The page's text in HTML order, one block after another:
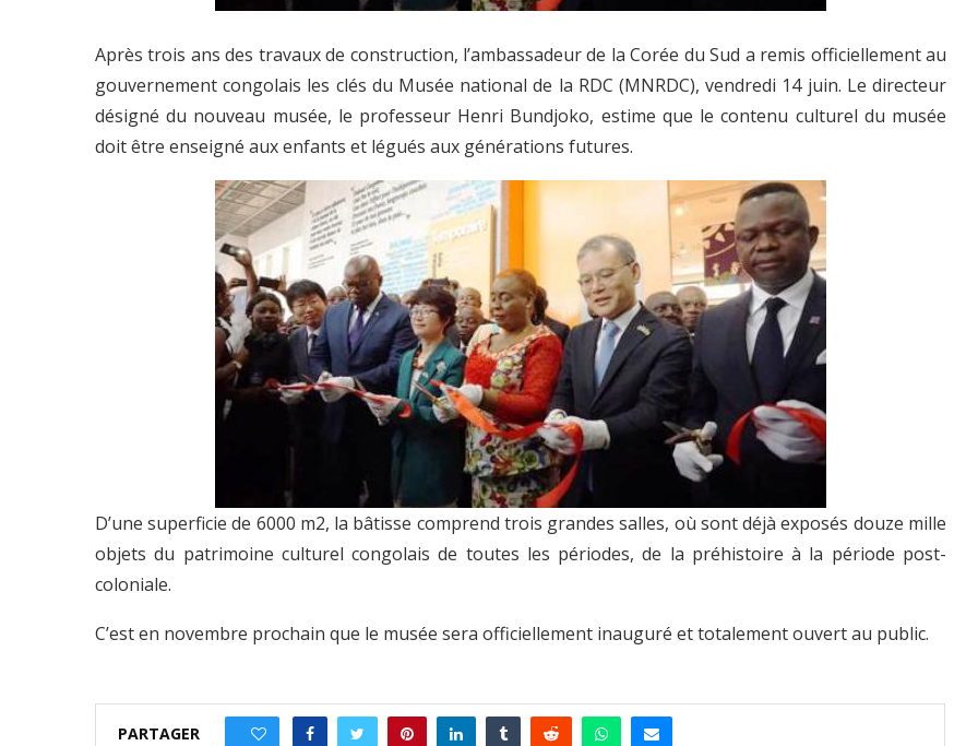
Après trois ans des travaux de construction, l’ambassadeur de la Corée du Sud a remis officiellement au
gouvernement congolais les clés du Musée national de la RDC (MNRDC), vendredi 14 juin. Le directeur
désigné du nouveau musée, le professeur Henri Bundjoko, estime que le contenu culturel du musée
doit être enseigné aux enfants et légués aux générations futures.
D’une superficie de 6000 m2, la bâtisse comprend trois grandes salles, où sont déjà exposés douze mille
objets du patrimoine culturel congolais de toutes les périodes, de la préhistoire à la période post-
coloniale.
C’est en novembre prochain que le musée sera officiellement inauguré et totalement ouvert au public.
PARTAGER